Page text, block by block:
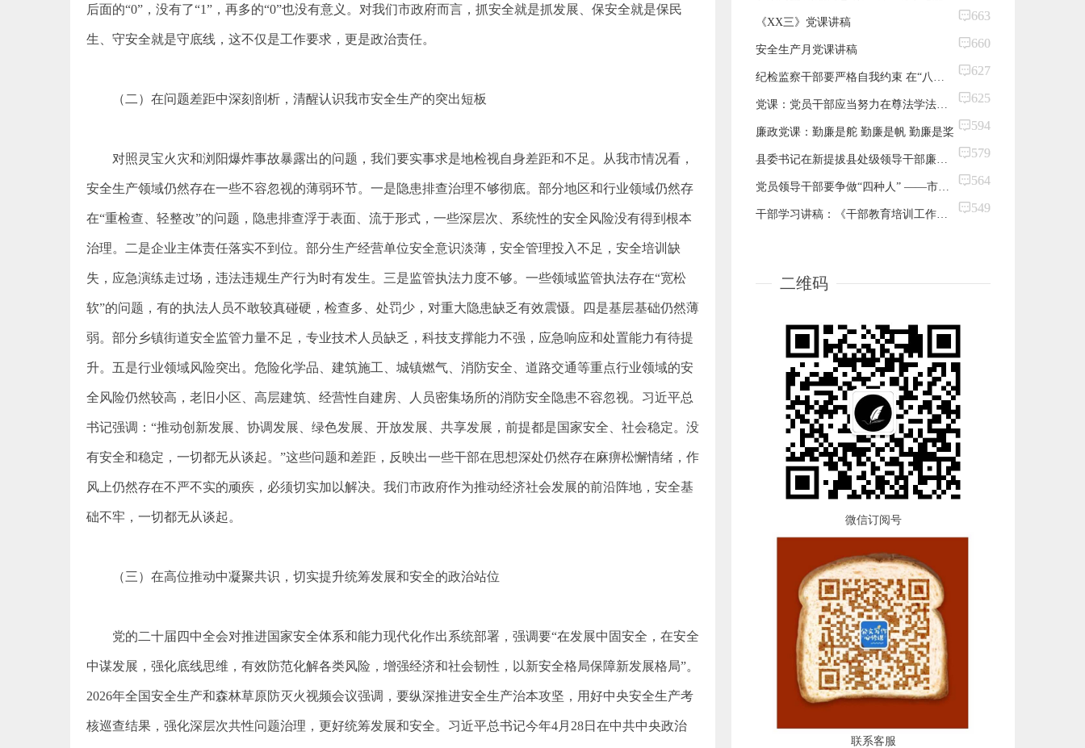
后面的“0”，没有了“1”，再多的“0”也没有意义。对我们市政府而言，抓安全就是抓发展、保安全就是保民
生、 守安全就是守底线，这不仅是工作要求，更是政治责任。
（二）在问题差距中深刻剖析，清醒认识我市安全生产的突出短板
对照灵宝火灾和浏阳爆炸事故暴露出的问题，我们要实事求是地检视自身差距和不足。从我市情况看，
安全生产领域仍然存在一些不容忽视的薄弱环节。一是隐患排查治理不够彻底。部分地区和行业领域仍然存
在“重检查、轻整改”的问题，隐患排查浮于表面、流于形式，一些深层次、系统性的安全风险没有得到根本
治理。二是企业主体责任落实不到位。部分生产经营单位安全意识淡薄，安全管理投入不足，安全培训缺
失，应急演练走过场，违法违规生产行为时有发生。三是监管执法力度不够。一些领域监管执法存在“宽松
软”的问题，有的执法人员不敢较真碰硬，检查多、处罚少，对重大隐患缺乏有效震慑。四是基层基础仍然薄
弱。部分乡镇街道安全监管力量不足，专业技术人员缺乏，科技支撑能力不强，应急响应和处置能力有待提
升。五是行业领域风险突出。危险化学品、建筑施工、城镇燃气、消防安全、道路交通等重点行业领域的安
全风险仍然较高，老旧小区、高层建筑、经营性自建房、人员密集场所的消防安全隐患不容忽视。习近平总
书记强调：“推动创新发展、协调发展、绿色发展、开放发展、共享发展，前提都是国家安全、社会稳定。没
有安全和稳定，一切都无从谈起。”这些问题和差距，反映出一些干部在思想深处仍然存在麻痹松懈情绪，作
风上仍然存在不严不实的顽疾，必须切实加以解决。我们市政府作为推动经济社会发展的前沿阵地，安全基
础不牢，一切都无从谈起。
（三）在高位推动中凝聚共识，切实提升统筹发展和安全的政治站位
党的二十届四中全会对推进国家安全体系和能力现代化作出系统部署，强调要“在发展中固安全，在安全
中谋发展，强化底线思维，有效防范化解各类风险，增强经济和社会韧性，以新安全格局保障新发展格局”。
2026年全国安全生产和森林草原防灭火视频会议强调，要纵深推进安全生产治本攻坚，用好中央安全生产考
核巡查结果，强化深层次共性问题治理，更好统筹发展和安全。习近平总书记今年4月28日在中共中央政治
《XX三》党课讲稿
663
安全生产月党课讲稿
660
627
625
廉政党课：勤廉是舵 勤廉是帆 勤廉是桨
594
579
564
549
二维码
微信订阅号
联系客服